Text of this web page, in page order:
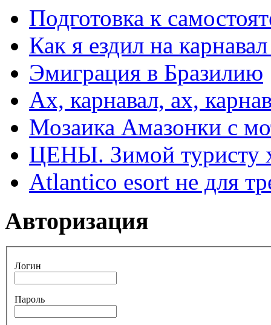
Подготовка к
Как я ездил на
Эмиграция в Бразилию
Ах, карнавал, ах,
Мозаика Амазонки с
ЦЕНЫ. Зимой туристу
Atlantico esort не для
Авторизация
Логин
Пароль